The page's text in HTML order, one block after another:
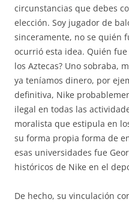
circunstancias que debes
elección. Soy jugador de
sinceramente, no se quién
ocurrió esta idea. Quién
los Aztecas? Uno sobraba,
ya teníamos dinero, por
definitiva, Nike
ilegal en todas las
moralista que estipula en
su forma propia forma de
esas universidades fue
históricos de Nike en el
De hecho, su vinculación